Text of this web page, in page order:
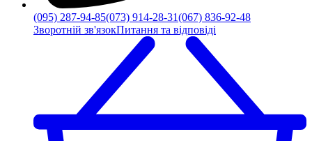
(095) 287-94-85(073) 914-28-31(067) 836-92-48
Зворотній зв'язокПитання та відповіді